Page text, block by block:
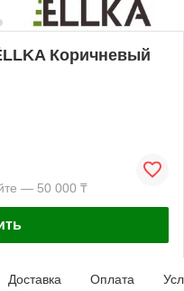
Коричневый
— 50 000 ₸
Доставка Оплата